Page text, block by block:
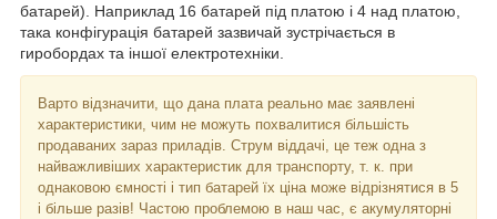
батарей). Наприклад 16 батарей під платою і 4 над платою,
така конфігурація батарей зазвичай зустрічається в
гиробордах та іншої електротехніки.
Варто відзначити, що дана плата реально має заявлені
характеристики, чим не можуть похвалитися більшість
продаваних зараз приладів. Струм віддачі, це теж одна з
найважливіших характеристик для транспорту, т. к. при
однаковою ємності і тип батарей їх ціна може відрізнятися в 5
і більше разів! Частою проблемою в наш час, є акумуляторні